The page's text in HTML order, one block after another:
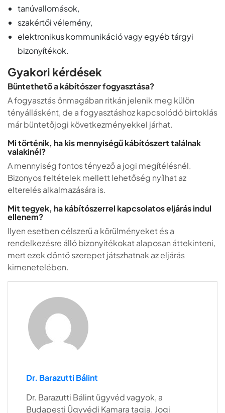
tanúvallomások,
szakértői vélemény,
elektronikus kommunikáció vagy egyéb tárgyi
bizonyítékok.
Gyakori kérdések
Büntethető a kábítószer fogyasztása?
A fogyasztás önmagában ritkán jelenik meg külön
tényállásként, de a fogyasztáshoz kapcsolódó birtoklás
már büntetőjogi következményekkel járhat.
Mi történik, ha kis mennyiségű kábítószert találnak
valakinél?
A mennyiség fontos tényező a jogi megítélésnél.
Bizonyos feltételek mellett lehetőség nyílhat az
elterelés alkalmazására is.
Mit tegyek, ha kábítószerrel kapcsolatos eljárás indul
ellenem?
Ilyen esetben célszerű a körülményeket és a
rendelkezésre álló bizonyítékokat alaposan áttekinteni,
mert ezek döntő szerepet játszhatnak az eljárás
kimenetelében.
Dr. Barazutti Bálint
Dr. Barazutti Bálint ügyvéd vagyok, a
Budapesti Ügyvédi Kamara tagja. Jogi